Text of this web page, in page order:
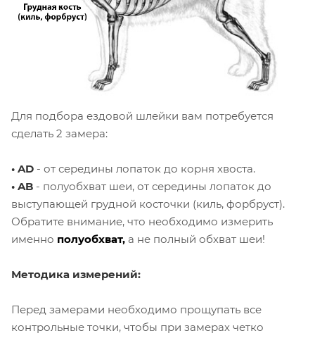
Для подбора ездовой шлейки вам потребуется
сделать 2 замера:
• AD - от середины лопаток до корня хвоста.
• AB - полуобхват шеи, от середины лопаток до
выступающей грудной косточки (киль, форбруст).
Обратите внимание, что необходимо измерить
именно полуобхват, а не полный обхват шеи!
Методика измерений:
Перед замерами необходимо прощупать все
контрольные точки, чтобы при замерах четко